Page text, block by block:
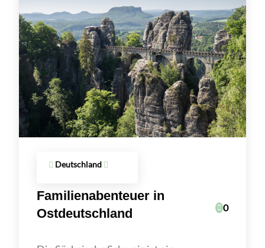
Deutschland
Familienabenteuer in
Ostdeutschland
0